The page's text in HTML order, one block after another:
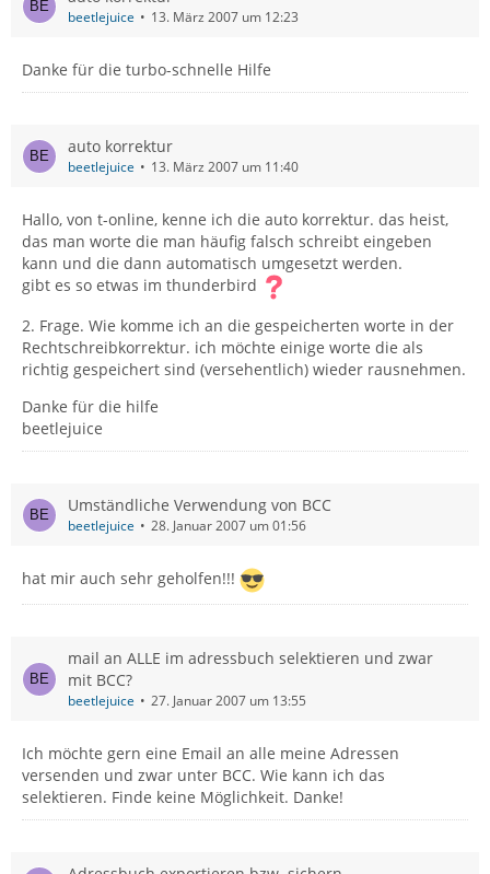
beetlejuice 13. März 2007 um 12:23
Danke für die turbo-schnelle Hilfe
auto korrektur
beetlejuice 13. März 2007 um 11:40
Hallo, von t-online, kenne ich die auto korrektur. das heist,
das man worte die man häufig falsch schreibt eingeben
kann und die dann automatisch umgesetzt werden.
gibt es so etwas im thunderbird
2. Frage. Wie komme ich an die gespeicherten worte in der
Rechtschreibkorrektur. ich möchte einige worte die als
richtig gespeichert sind (versehentlich) wieder rausnehmen.
Danke für die hilfe
beetlejuice
Umständliche Verwendung von BCC
beetlejuice 28. Januar 2007 um 01:56
hat mir auch sehr geholfen!!!
mail an ALLE im adressbuch selektieren und zwar
mit BCC?
beetlejuice 27. Januar 2007 um 13:55
Ich möchte gern eine Email an alle meine Adressen
versenden und zwar unter BCC. Wie kann ich das
selektieren. Finde keine Möglichkeit. Danke!